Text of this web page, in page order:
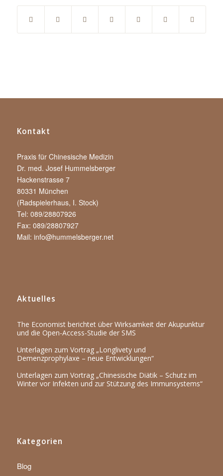
Kontakt
Praxis für Chinesische Medizin
Dr. med. Josef Hummelsberger
Hackenstrasse 7
80331 München
(Radspielerhaus, I. Stock)
Tel: 089/28807926
Fax: 089/28807927
Mail: info@hummelsberger.net
Aktuelles
The Economist berichtet über Wirksamkeit der Akupunktur
und die Open-Access-Studie der SMS
Unterlagen zum Vortrag „Longlivety und
Demenzprophylaxe – neue Entwicklungen“
Unterlagen zum Vortrag „Chinesische Diätik – Schutz im
Winter vor Infekten und zur Stützung des Immunsystems“
Kategorien
Blog